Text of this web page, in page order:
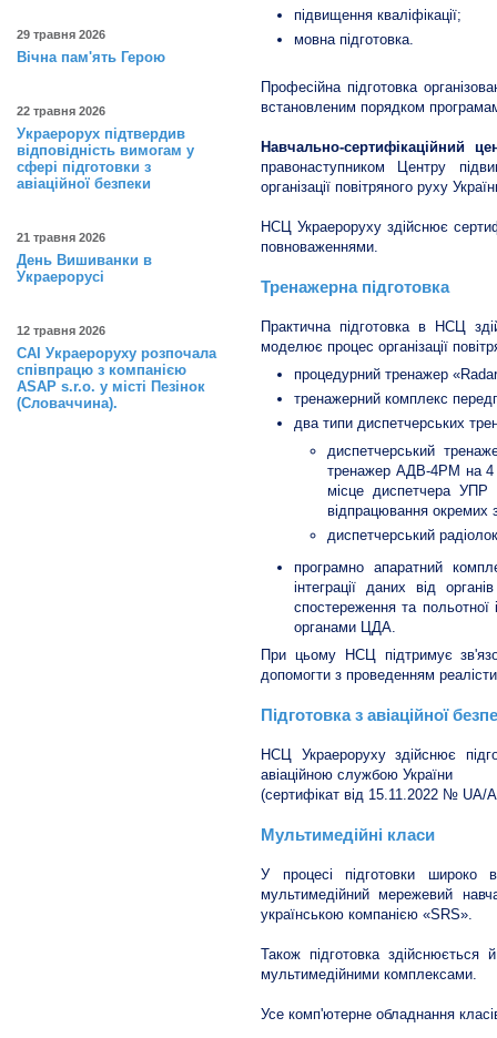
29 травня 2026
Вічна пам'ять Герою
22 травня 2026
Украерорух підтвердив
відповідність вимогам у
сфері підготовки з
авіаційної безпеки
21 травня 2026
День Вишиванки в
Украерорусі
12 травня 2026
САІ Украероруху розпочала
співпрацю з компанією
ASAP s.r.o. у місті Пезінок
(Словаччина).
підвищення кваліфікації;
мовна підготовка.
Професійна підготовка
встановленим порядком
Навчально-сертифікаційний
правонаступником Центру
організації повітряного руху
НСЦ Украероруху здійснює
повноваженнями.
Тренажерна підготовка
Практична підготовка в НСЦ
моделює процес організації
процедурний тренажер
тренажерний комплекс
два типи диспетчерських
диспетчерський
тренажер АДВ-4РМ на 4
місце диспетчера
відпрацювання окремих
диспетчерський
програмно апаратний
інтеграції даних від
спостереження та
органами ЦДА.
При цьому НСЦ підтримує
допомогти з проведенням
Підготовка з авіаційної
НСЦ Украероруху здійснює
авіаційною службою України
(сертифікат від 15.11.2022 № UA/
Мультимедійні класи
У процесі підготовки широко
мультимедійний мережевий
українською компанією «SRS».
Також підготовка
мультимедійними комплексами.
Усе комп'ютерне обладнання